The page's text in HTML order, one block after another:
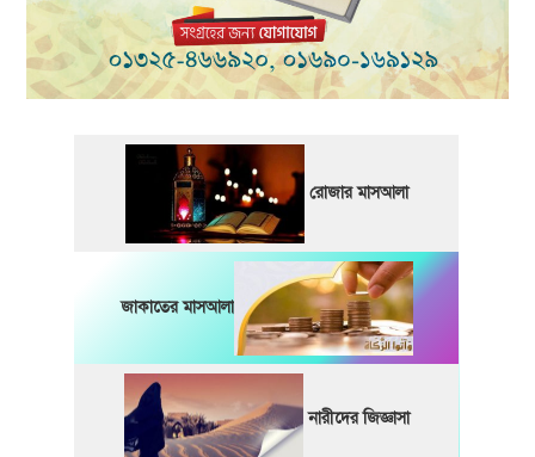
রোজার মাসআলা
জাকাতের মাসআলা
নারীদের জিজ্ঞাসা